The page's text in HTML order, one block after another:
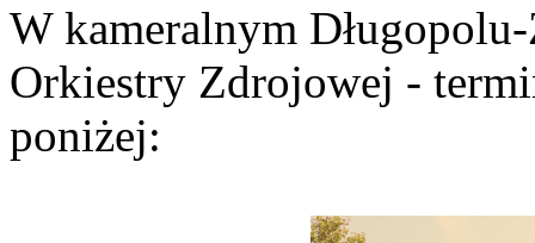
W kameralnym
Orkiestry Zdrojowej -
poniżej: